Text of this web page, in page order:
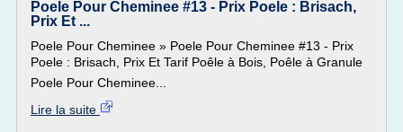
Poele Pour Cheminee #13 - Prix Poele : Brisach,
Prix Et ...
Poele Pour Cheminee » Poele Pour Cheminee #13 - Prix
Poele : Brisach, Prix Et Tarif Poêle à Bois, Poêle à Granule
Poele Pour Cheminee...
Lire la suite